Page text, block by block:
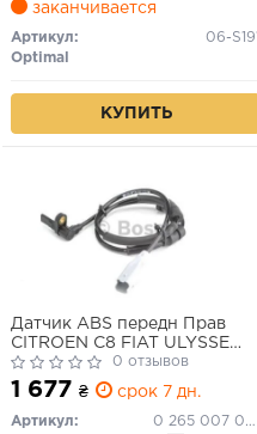
заканчивается
Артикул:
06-S191
Optimal
КУПИТЬ
Датчик ABS передн Прав
CITROEN C8 FIAT ULYSSE
LANCIA PHEDRA PEUGEOT
807 2.0-3.0 06.02-
0 отзывов
1 677 ₴ срок 7 дн.
Артикул:
0 265 007 084